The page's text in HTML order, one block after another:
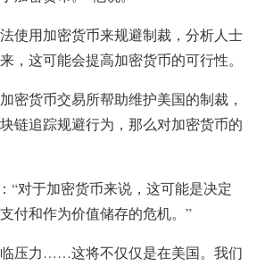
使用加密货币来规避制裁，分析人士
，这可能会提高加密货币的可行性。
密货币交易所帮助维护美国的制裁，
链追踪规避行为，那么对加密货币的
“对于加密货币来说，这可能是决定
付和作为价值储存的危机。”
压力……这将不仅仅是在美国。我们